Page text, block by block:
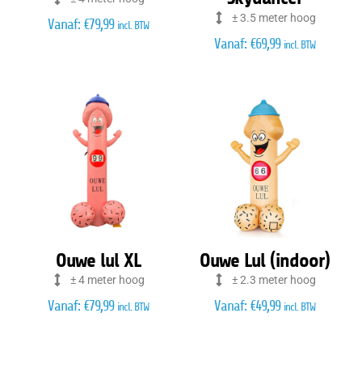
Vanaf: €79,99 incl. BTW
± 3.5 meter hoog
Vanaf: €69,99 incl. BTW
Ouwe lul XL
± 4 meter hoog
Vanaf: €79,99 incl. BTW
Ouwe Lul (indoor)
± 2.3 meter hoog
Vanaf: €49,99 incl. BTW